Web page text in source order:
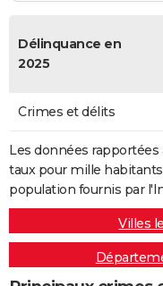
Délinquance en
2025
Crimes et délits
Les données
taux pour mille
population fournis par
Villes